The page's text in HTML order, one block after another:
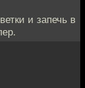
и запечь в